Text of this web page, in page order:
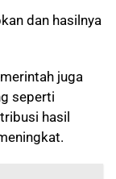
dan hasilnya
juga
seperti
hasil